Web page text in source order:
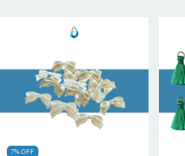
7% OFF